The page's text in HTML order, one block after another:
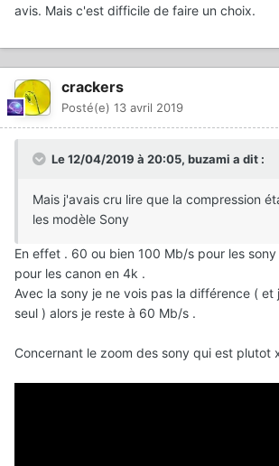
avis. Mais c'est difficile de faire un choix.
crackers
Posté(e) 13 avril 2019
Le 12/04/2019 à 20:05, buzami a dit :
Mais j'avais cru lire que la compression
les modèle Sony
En effet . 60 ou bien 100 Mb/s pour les
pour les canon en 4k .
Avec la sony je ne vois pas la différence ( et
seul ) alors je reste à 60 Mb/s .
Concernant le zoom des sony qui est plutot